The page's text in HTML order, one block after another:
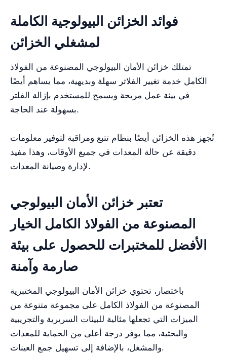
فوائد الخزائن البيولوجية الكاملة
لمشغلي الخزائن
تمتلك خزائن الأمان البيولوجي المصنوعة من الفولاذ
الكامل خدمة تغيير الفلاتر سهلة وبديهية، مما يساهم أيضًا
في بيئة عمل مريحة ويسمح للمستخدم بإزالة الفلتر
بسهولة عند الحاجة.
تُجهز هذه الخزائن أيضًا بنظام تتبع ومراقبة لتوفير معلومات
دقيقة عن حالة المعدات في جميع الأوقات، وهذا مفيد
لإدارة وصيانة المعدات.
تعتبر خزائن الأمان البيولوجي
المصنوعة من الفولاذ الكامل الخيار
الأفضل للمختبرات للحصول على بيئة
صارمة وآمنة
باختصار، تحتوي خزائن الأمان البيولوجي المختبرية
المصنوعة من الفولاذ الكامل على مجموعة متنوعة من
الميزات التي تجعلها مثالية للبيئات السريرية والتجريبية
والبحثية، مما يوفر درجة أعلى من الحماية للمعدات
والمشغل، بالإضافة إلى تسهيل جمع العينات.